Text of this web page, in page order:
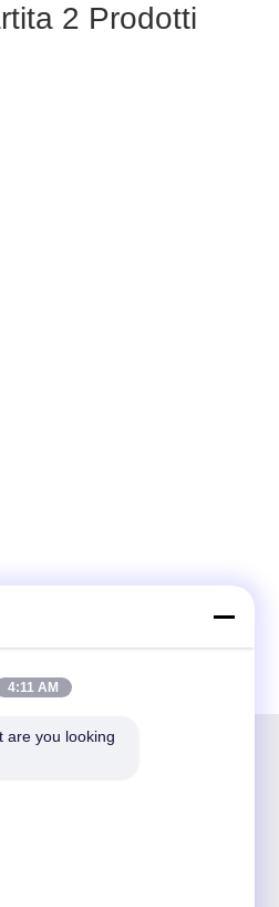
2 Prodotti
e
4:11 AM
are you looking